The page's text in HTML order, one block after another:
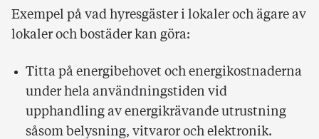
Exempel på vad hyresgäster i lokaler och ägare av
lokaler och bostäder kan göra:
Titta på energibehovet och energikostnaderna
under hela användningstiden vid
upphandling av energikrävande utrustning
såsom belysning, vitvaror och elektronik.